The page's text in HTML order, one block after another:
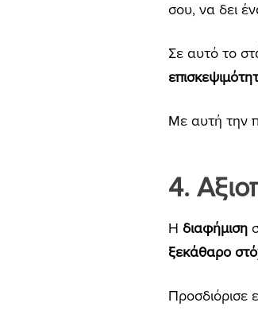
σου, να δει
Σε αυτό το
Με αυτή την
4.
Η διαφήμιση
ξεκάθαρο
Προσδιόρισε